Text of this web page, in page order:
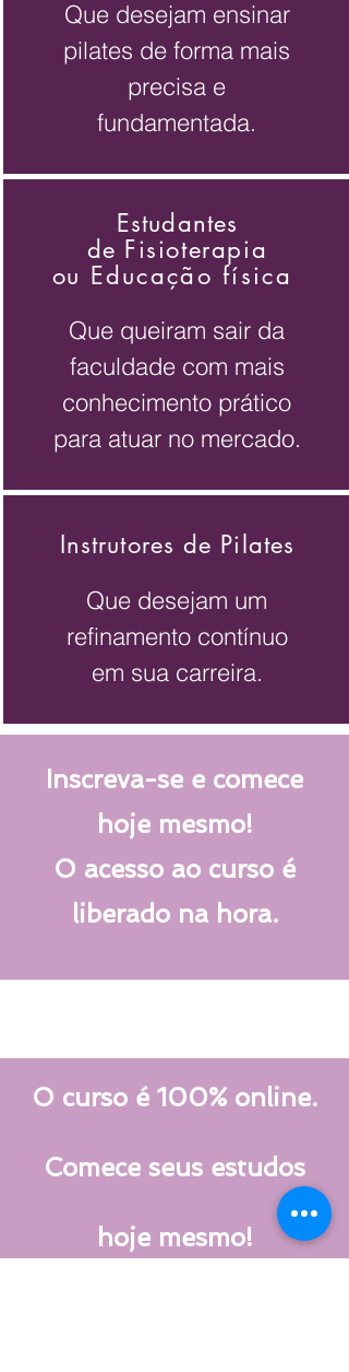
Que desejam ensinar
pilates de forma mais
precisa e
fundamentada.
Estudantes
de Fisioterapia
ou Educação física
Que queiram sair da
faculdade com mais
conhecimento prático
para atuar no mercado.
Instrutores de Pilates
Que desejam um
refinamento contínuo
em sua carreira.
Inscreva-se e comece
hoje mesmo!
O acesso ao curso é
liberado na hora.
O curso é 100% online.
Comece seus estudos
hoje mesmo!